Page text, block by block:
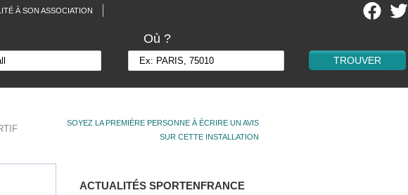
À SON ASSOCIATION
Où ?
SOYEZ LA PREMIÈRE PERSONNE À ÉCRIRE UN AVIS
SUR CETTE INSTALLATION
ACTUALITÉS SPORTENFRANCE